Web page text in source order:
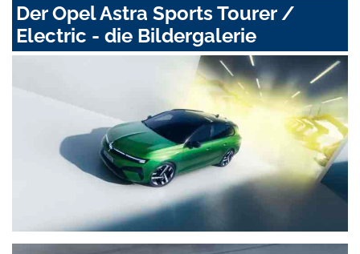
Der Opel Astra Sports Tourer /
Electric - die Bildergalerie